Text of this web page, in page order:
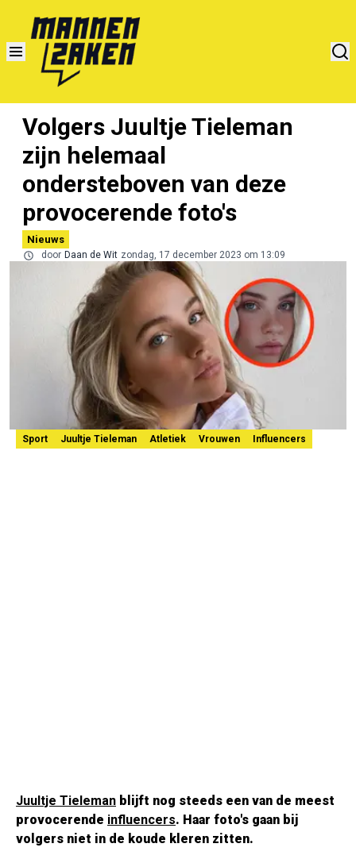
Volgers Juultje Tieleman
zijn helemaal
ondersteboven van deze
provocerende foto's
Nieuws
door Daan de Wit zondag, 17 december 2023 om 13:09
Sport Juultje Tieleman Atletiek Vrouwen Influencers
Juultje Tieleman blijft nog steeds een van de meest
provocerende influencers. Haar foto's gaan bij
volgers niet in de koude kleren zitten.